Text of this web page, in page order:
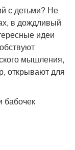
с детьми? Не
в дождливый
идеи
мышления,
открывают для
бабочек